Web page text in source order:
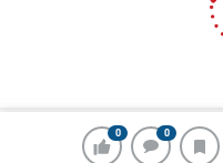
0 0